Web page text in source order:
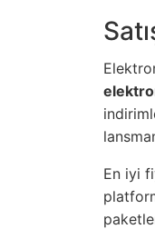
En iyi